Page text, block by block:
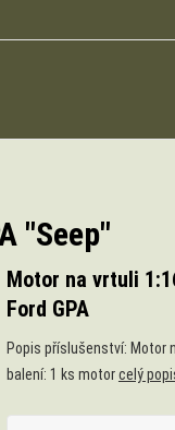
"Seep"
Motor na vrtuli
Ford GPA
Popis příslušenství: Motor
balení: 1 ks motorcelý